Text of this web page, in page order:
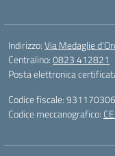
Indirizzo:Via Medaglie
Centralino:0823 412821
Posta elettronica
Codice fiscale:
Codice meccanografico: